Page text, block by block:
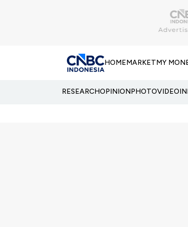
HOMEMARKETMY
RESEARCHOPINIONPHOTOVIDEO